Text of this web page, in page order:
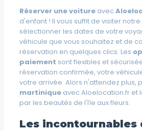
Réserver une voitureavec
d'enfant ! Il vous suffit de visiter
sélectionner les dates de votre
véhicule que vous souhaitez et de
réservation en quelques clics. Les
paiement sont flexibles et
réservation confirmée, votre
votre arrivée. Alors n'attendez plus,
martiniqueavec Aloelocation.fr et
par les beautés de l'île aux fleurs.
Les incontournables